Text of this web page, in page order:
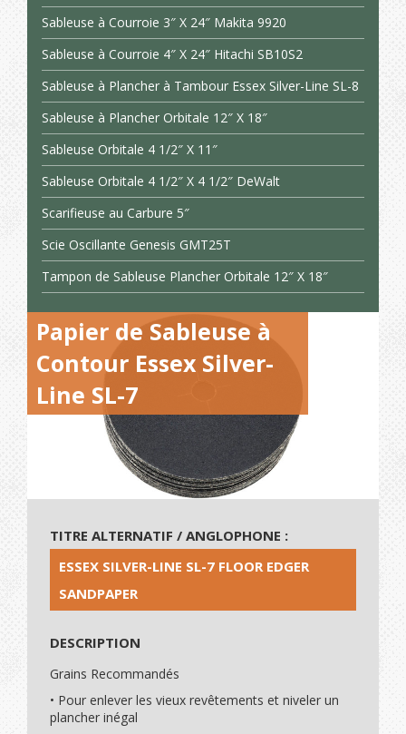
Sableuse à Courroie 3″ X 24″ Makita 9920
Sableuse à Courroie 4″ X 24″ Hitachi SB10S2
Sableuse à Plancher à Tambour Essex Silver-Line SL-8
Sableuse à Plancher Orbitale 12″ X 18″
Sableuse Orbitale 4 1/2″ X 11″
Sableuse Orbitale 4 1/2″ X 4 1/2″ DeWalt
Scarifieuse au Carbure 5″
Scie Oscillante Genesis GMT25T
Tampon de Sableuse Plancher Orbitale 12″ X 18″
Papier de Sableuse à
Contour Essex Silver-
Line SL-7
TITRE ALTERNATIF / ANGLOPHONE :
ESSEX SILVER-LINE SL-7 FLOOR EDGER
SANDPAPER
DESCRIPTION
Grains Recommandés
• Pour enlever les vieux revêtements et niveler un
plancher inégal